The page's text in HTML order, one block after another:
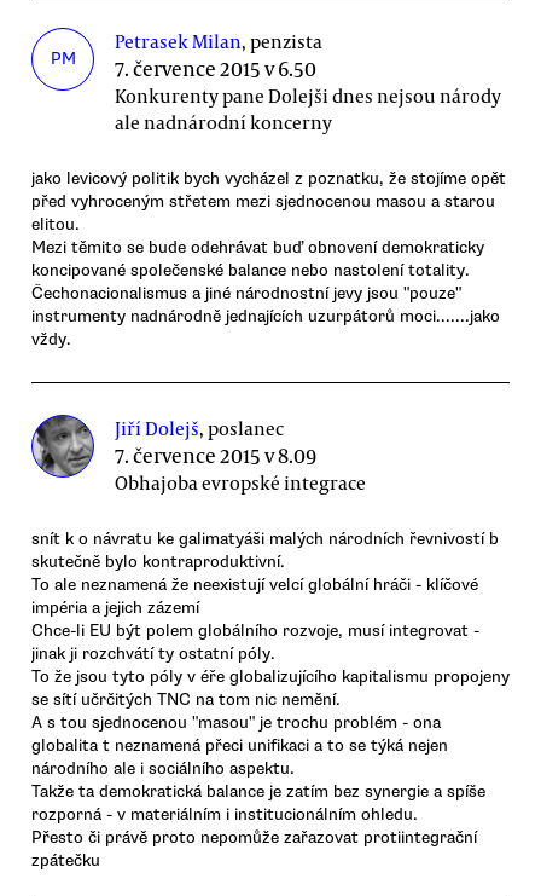
PM
Petrasek Milan, penzista
7. července 2015 v 6.50
Konkurenty pane Dolejši dnes nejsou národy
ale nadnárodní koncerny
jako levicový politik bych vycházel z poznatku, že stojíme opět
před vyhroceným střetem mezi sjednocenou masou a starou
elitou.
Mezi těmito se bude odehrávat buď obnovení demokraticky
koncipované společenské balance nebo nastolení totality.
Čechonacionalismus a jiné národnostní jevy jsou "pouze"
instrumenty nadnárodně jednajících uzurpátorů moci.......jako
vždy.
Jiří Dolejš, poslanec
7. července 2015 v 8.09
Obhajoba evropské integrace
snít k o návratu ke galimatyáši malých národních řevnivostí b
skutečně bylo kontraproduktivní.
To ale neznamená že neexistují velcí globální hráči - klíčové
impéria a jejich zázemí
Chce-li EU být polem globálního rozvoje, musí integrovat -
jinak ji rozchvátí ty ostatní póly.
To že jsou tyto póly v éře globalizujícího kapitalismu propojeny
se sítí učrčitých TNC na tom nic nemění.
A s tou sjednocenou "masou" je trochu problém - ona
globalita t neznamená přeci unifikaci a to se týká nejen
národního ale i sociálního aspektu.
Takže ta demokratická balance je zatím bez synergie a spíše
rozporná - v materiálním i institucionálním ohledu.
Přesto či právě proto nepomůže zařazovat protiintegrační
zpátečku